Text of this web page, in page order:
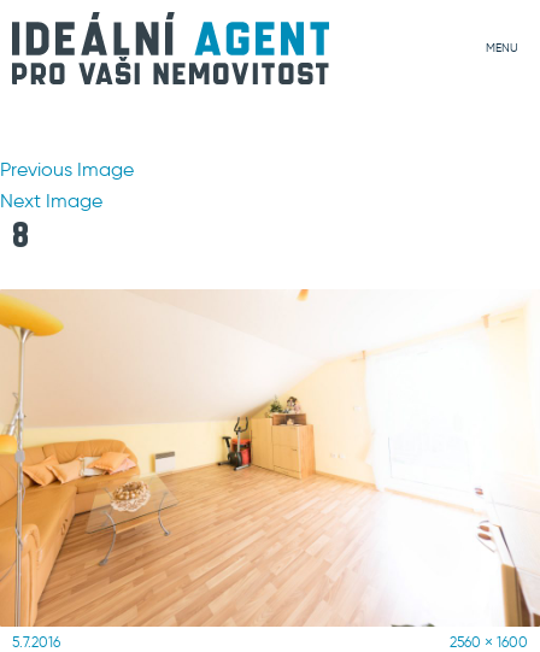
MENU
Previous Image
Next Image
8
Posted
5.7.2016
Full
2560 × 1600